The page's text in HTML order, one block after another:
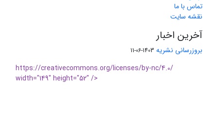
تماس با ما
نقشه سایت
آخرین اخبار
بروزرسانی نشریه 1403-06-11
https://creativecommons.org/licenses/by-nc/4.0/
width="149" height="52" />